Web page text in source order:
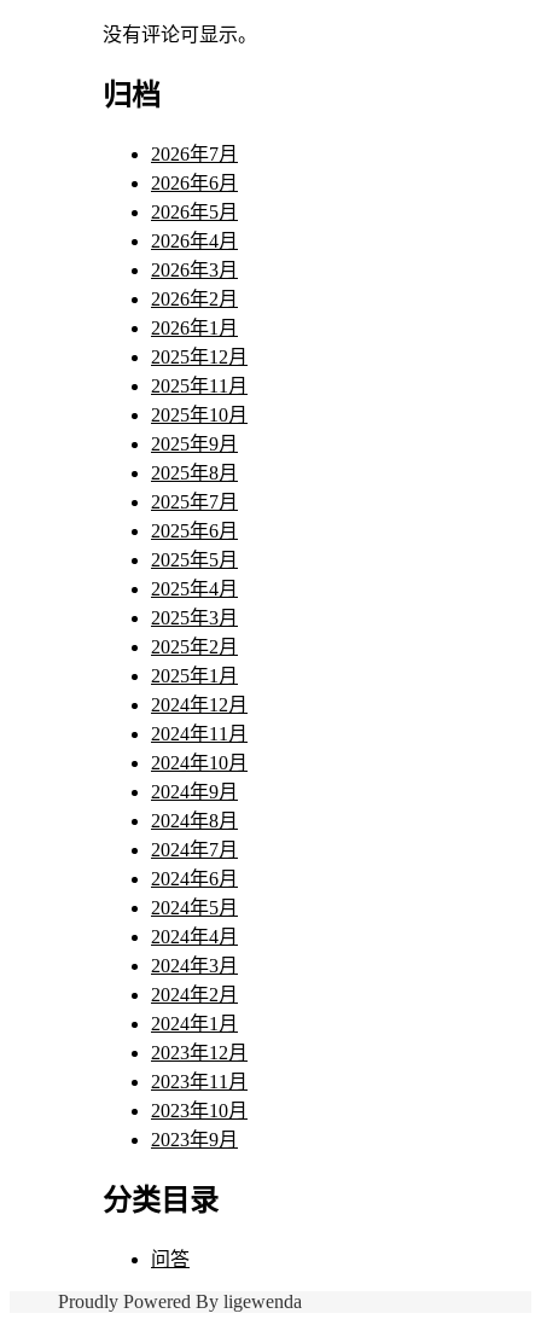
没有评论可显示。
归档
2026年7月
2026年6月
2026年5月
2026年4月
2026年3月
2026年2月
2026年1月
2025年12月
2025年11月
2025年10月
2025年9月
2025年8月
2025年7月
2025年6月
2025年5月
2025年4月
2025年3月
2025年2月
2025年1月
2024年12月
2024年11月
2024年10月
2024年9月
2024年8月
2024年7月
2024年6月
2024年5月
2024年4月
2024年3月
2024年2月
2024年1月
2023年12月
2023年11月
2023年10月
2023年9月
分类目录
问答
Proudly Powered By ligewenda